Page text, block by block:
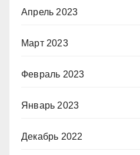
Апрель 2023
Март 2023
Февраль 2023
Январь 2023
Декабрь 2022